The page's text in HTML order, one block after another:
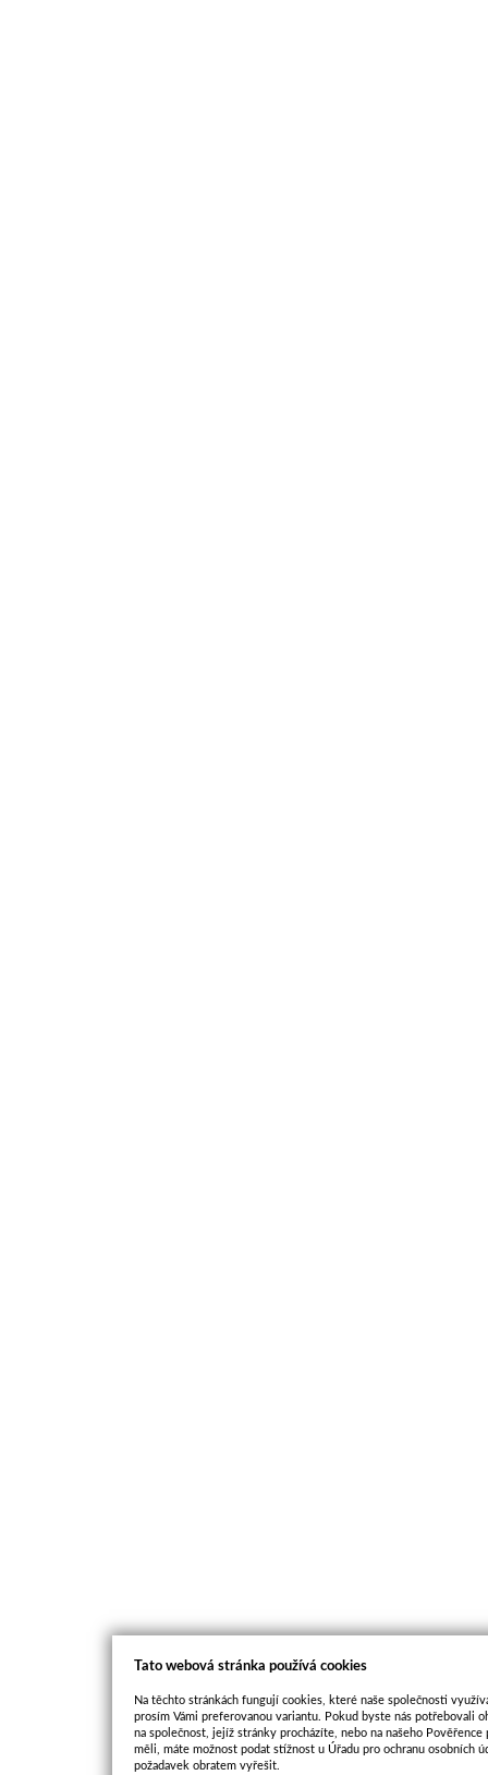
Tato webová stránka používá cookies
Na těchto stránkách fungují cookies, které naše společnosti
prosím Vámi preferovanou variantu. Pokud byste nás potřebovali
na společnost, jejíž stránky procházíte, nebo na našeho
měli, máte možnost podat stížnost u Úřadu pro ochranu osobních
požadavek obratem vyřešit.